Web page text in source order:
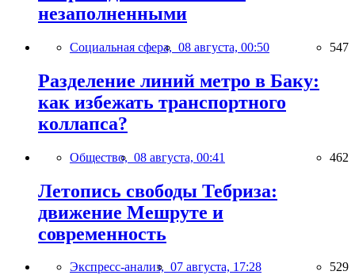
незаполненными
Социальная сфера, 08 августа, 00:50 547
Разделение линий метро в Баку:
как избежать транспортного
коллапса?
Общество, 08 августа, 00:41 462
Летопись свободы Тебриза:
движение Мешруте и
современность
Экспресс-анализ, 07 августа, 17:28 529